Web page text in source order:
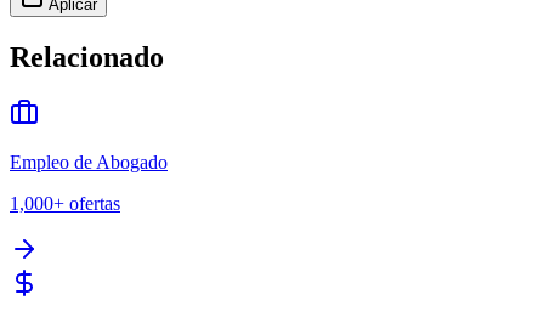
Aplicar
Relacionado
Empleo de Abogado
1,000+ ofertas